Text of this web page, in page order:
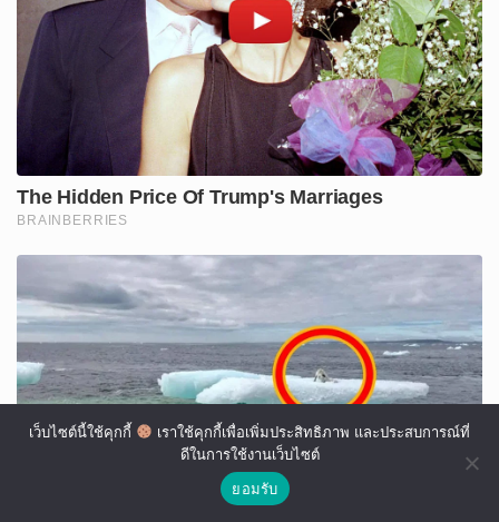
เว็บไซต์นี้ใช้คุกกี้
เราใช้คุกกี้เพื่อเพิ่มประสิทธิภาพ และประสบการณ์ที่
ดีในการใช้งานเว็บไซต์
ยอมรับ